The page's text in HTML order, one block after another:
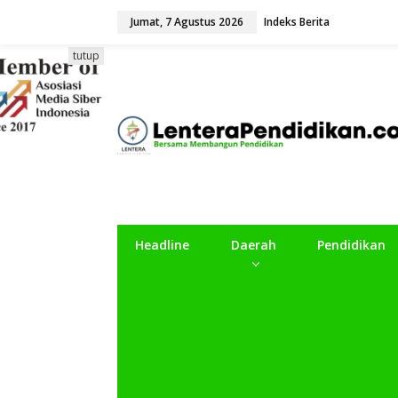
a
t
i
k
e
k
Jumat, 7 Agustus 2026 Indeks Berita
Headline Daerah Pendidikan
tutup